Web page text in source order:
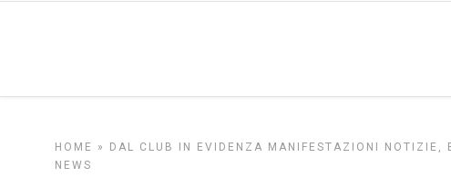
HOME » DAL CLUB IN EVIDENZA MANIFESTAZIONI NOTIZIE,
NEWS